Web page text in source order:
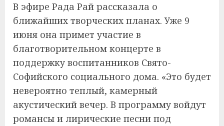
В эфире Рада Рай рассказала о
ближайших творческих планах. Уже 9
июня она примет участие в
благотворительном концерте в
поддержку воспитанников Свято-
Софийского социального дома. «Это будет
невероятно теплый, камерный
акустический вечер. В программу войдут
романсы и лирические песни под